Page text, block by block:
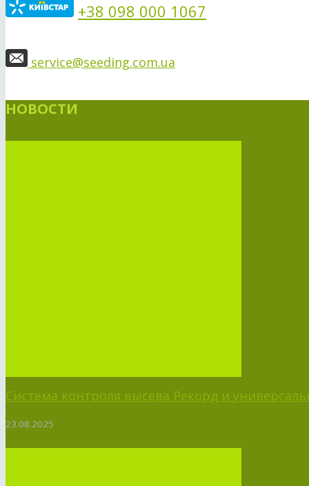
+38 098 000 1067
service@seeding.com.ua
НОВОСТИ
Система контроля высева Рекорд и
23.08.2025